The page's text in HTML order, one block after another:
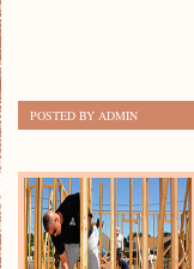
POSTED BY ADMIN